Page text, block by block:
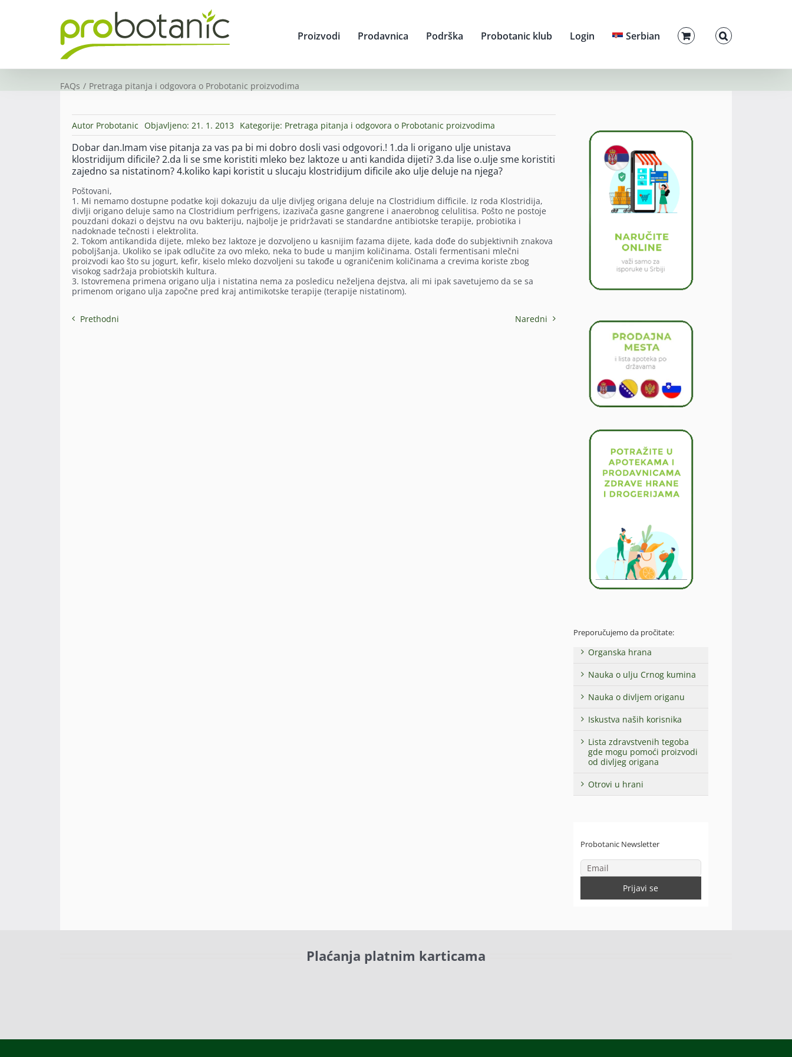
Proizvodi Prodavnica Podrška Probotanic klub Login Serbian
FAQs Pretraga pitanja i odgovora o Probotanic proizvodima
Autor Probotanic Objavljeno: 21. 1. 2013 Kategorije: Pretraga pitanja i odgovora o Probotanic proizvodima
Dobar dan.Imam vise pitanja za vas pa bi mi dobro dosli vasi odgovori.! 1.da li origano ulje unistava
klostridijum dificile? 2.da li se sme koristiti mleko bez laktoze u anti kandida dijeti? 3.da lise o.ulje sme koristiti
zajedno sa nistatinom? 4.koliko kapi koristit u slucaju klostridijum dificile ako ulje deluje na njega?
Poštovani,
1. Mi nemamo dostupne podatke koji dokazuju da ulje divljeg origana deluje na Clostridium difficile. Iz roda Klostridija,
divlji origano deluje samo na Clostridium perfrigens, izazivača gasne gangrene i anaerobnog celulitisa. Pošto ne postoje
pouzdani dokazi o dejstvu na ovu bakteriju, najbolje je pridržavati se standardne antibiotske terapije, probiotika i
nadoknade tečnosti i elektrolita.
2. Tokom antikandida dijete, mleko bez laktoze je dozvoljeno u kasnijim fazama dijete, kada dođe do subjektivnih znakova
poboljšanja. Ukoliko se ipak odlučite za ovo mleko, neka to bude u manjim količinama. Ostali fermentisani mlečni
proizvodi kao što su jogurt, kefir, kiselo mleko dozvoljeni su takođe u ograničenim količinama a crevima koriste zbog
visokog sadržaja probiotskih kultura.
3. Istovremena primena origano ulja i nistatina nema za posledicu neželjena dejstva, ali mi ipak savetujemo da se sa
primenom origano ulja započne pred kraj antimikotske terapije (terapije nistatinom).
Prethodni Naredni
Preporučujemo da pročitate:
Organska hrana
Nauka o ulju Crnog kumina
Nauka o divljem origanu
Iskustva naših korisnika
Lista zdravstvenih tegoba
gde mogu pomoći proizvodi
od divljeg origana
Otrovi u hrani
Probotanic Newsletter
Plaćanja platnim karticama